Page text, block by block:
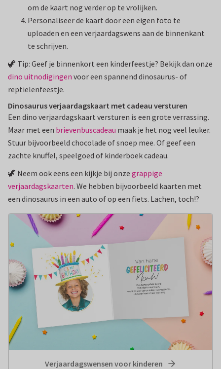
om de kaart nog verder op te vrolijken.
Personaliseer de kaart door een eigen foto te
uploaden en een verjaardagswens aan de binnenkant
te schrijven.
🦖 Tip: Geef je binnenkort een kinderfeestje? Bekijk dan onze
dino uitnodigingen voor een spannend dinosaurus- of
reptielenfeestje.
Dinosaurus verjaardagskaart met cadeau versturen
Een dino verjaardagskaart versturen is een grote verrassing.
Maar met een brievenbuscadeau maak je het nog veel leuker.
Stuur bijvoorbeeld chocolade of snoep mee. Of geef een
zachte knuffel, speelgoed of kinderboek cadeau.
🦖 Neem ook eens een kijkje bij onze grappige
verjaardagskaarten. We hebben bijvoorbeeld kaarten met
een dinosaurus in een auto of op een fiets. Lachen, toch!?
Verjaardagswensen voor kinderen